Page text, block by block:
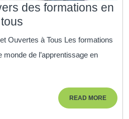
des formations en
l’univers
des
formations
ouvertes
Ouvertes à Tous Les formations
de l’apprentissage en
READ MOREREAD
MORE